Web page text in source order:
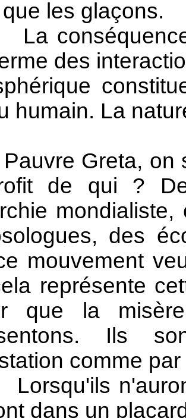
les glaçons.
des
humain. La
Greta, on
de qui ?
des
mouvement
représente
que la
Ils
comme
n'auront
dans un